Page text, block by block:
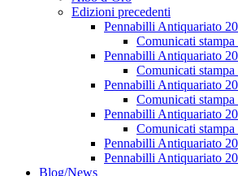
Edizioni precedenti
Pennabilli Antiquariato
Comunicati stampa
Pennabilli Antiquariato
Comunicati stampa
Pennabilli Antiquariato
Comunicati stampa
Pennabilli Antiquariato
Comunicati stampa
Pennabilli Antiquariato
Pennabilli Antiquariato
Blog/News